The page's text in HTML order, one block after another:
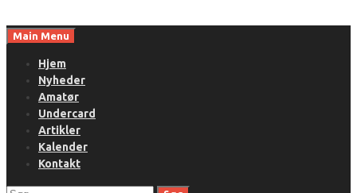
toMain Menu
Hjem
Nyheder
Amatør
Undercard
Artikler
Kalender
Kontakt